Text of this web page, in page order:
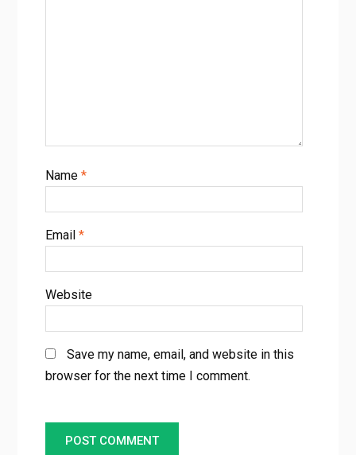
Name *
Email *
Website
Save my name, email, and website in this
browser for the next time I comment.